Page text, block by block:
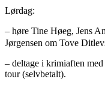
Lørdag:
– høre Tine Høeg, Jens
Jørgensen om Tove
– deltage i krimiaften med
tour (selvbetalt).